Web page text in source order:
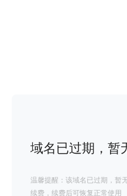
域名已过期，暂
温馨提醒：该域名已过期，暂
续费，续费后可恢复正常使用